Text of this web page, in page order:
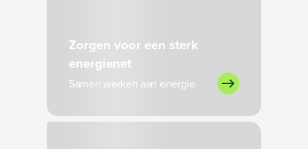
Zorgen voor een sterk
energienet
Samen werken aan energie